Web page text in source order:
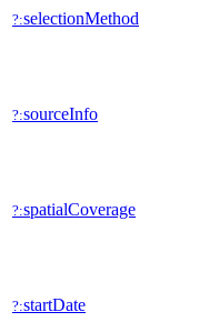
?:selectionMethod
?:sourceInfo
?:spatialCoverage
?:startDate